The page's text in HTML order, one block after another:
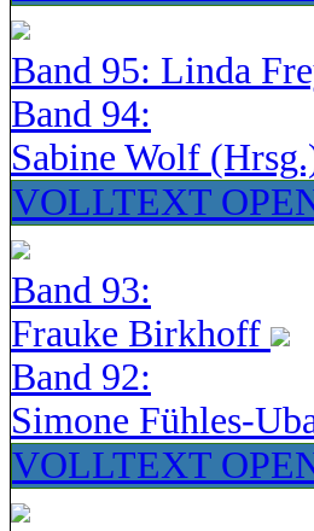
Band 95: Linda
Band 94:
Sabine Wolf
VOLLTEXT
Band 93:
Frauke Birkhoff
Band 92:
Simone Fühles-
VOLLTEXT